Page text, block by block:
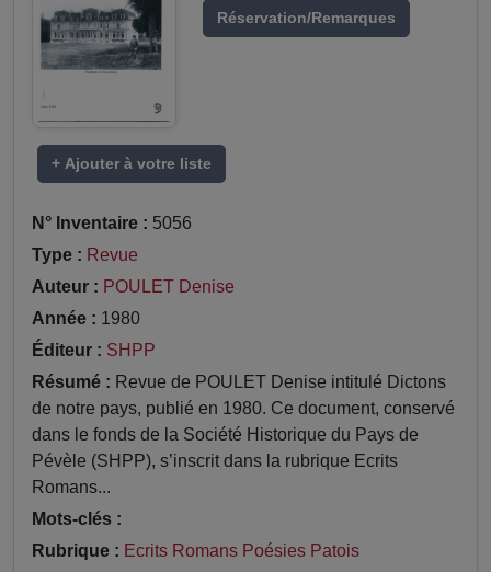
Réservation/Remarques
+ Ajouter à votre liste
N° Inventaire : 5056
Type : Revue
Auteur : POULET Denise
Année : 1980
Éditeur : SHPP
Résumé : Revue de POULET Denise intitulé Dictons
de notre pays, publié en 1980. Ce document, conservé
dans le fonds de la Société Historique du Pays de
Pévèle (SHPP), s’inscrit dans la rubrique Ecrits
Romans...
Mots-clés :
Rubrique : Ecrits Romans Poésies Patois